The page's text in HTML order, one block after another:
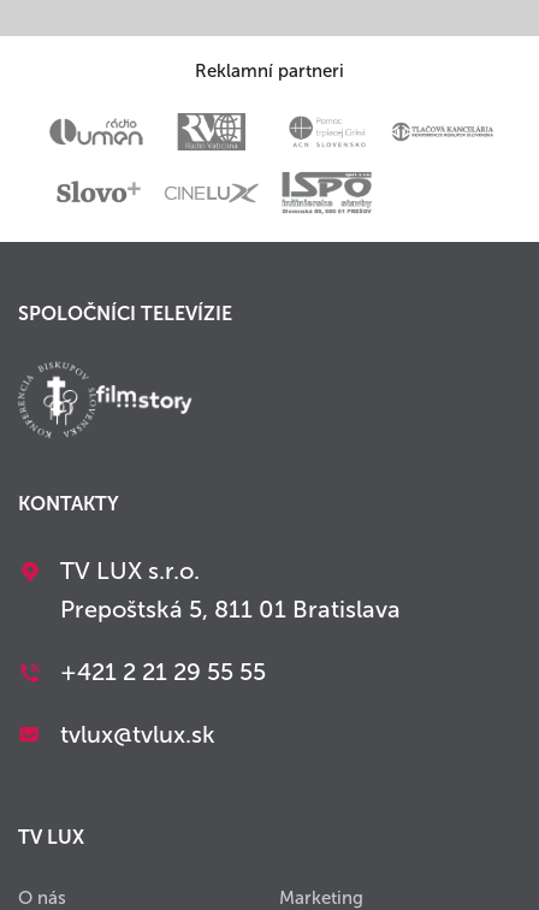
Reklamní partneri
SPOLOČNÍCI TELEVÍZIE
KONTAKTY
TV LUX s.r.o.
Prepoštská 5, 811 01 Bratislava
+421 2 21 29 55 55
tvlux@tvlux.sk
TV LUX
O nás Marketing